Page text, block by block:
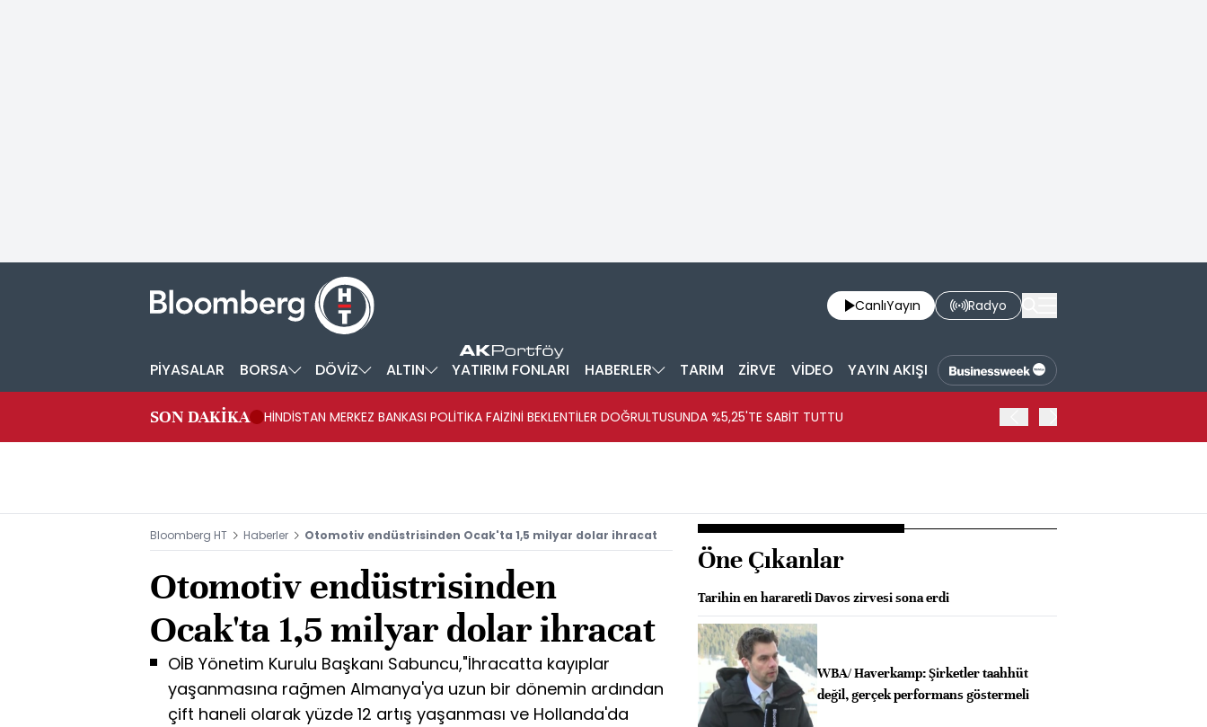
CanlıYayın Radyo
PİYASALAR BORSA DÖVİZ ALTIN YATIRIM FONLARI HABERLER TARIM ZİRVE VİDEO YAYIN AKIŞI
SON DAKİKA HİNDİSTAN MERKEZ BANKASI POLİTİKA FAİZİNİ BEKLENTİLER DOĞRULTUSUNDA %5,25'TE SABİT TUTTU
Bloomberg HT Haberler Otomotiv endüstrisinden Ocak'ta 1,5 milyar dolar ihracat
Otomotiv endüstrisinden
Ocak'ta 1,5 milyar dolar ihracat
OİB Yönetim Kurulu Başkanı Sabuncu,"İhracatta kayıplar
yaşanmasına rağmen Almanya'ya uzun bir dönemin ardından
çift haneli olarak yüzde 12 artış yaşanması ve Hollanda'da
Öne Çıkanlar
Tarihin en hararetli Davos zirvesi sona erdi
WBA/ Haverkamp: Şirketler taahhüt
değil, gerçek performans göstermeli